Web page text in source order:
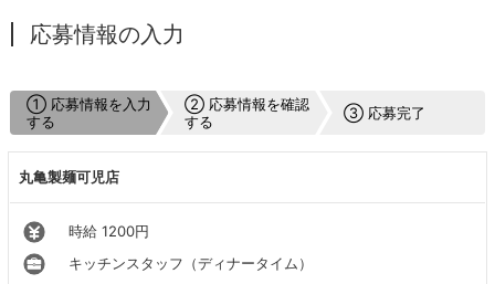
応募情報の入力
① 応募情報を入力
する
② 応募情報を確認
する
③ 応募完了
丸亀製麺可児店
時給 1200円
キッチンスタッフ（ディナータイム）